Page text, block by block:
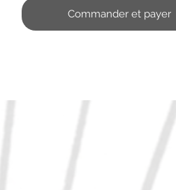
Commander et payer